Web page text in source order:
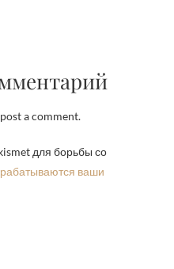
a comment.
для борьбы со
ваши